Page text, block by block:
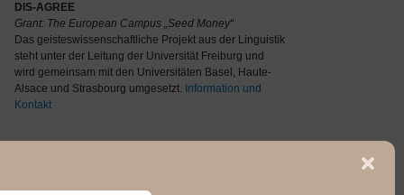
DIS-AGREE
Grant: The European Campus „Seed Money“
Das geisteswissenschaftliche Projekt aus der Linguistik
steht unter der Leitung der Universität Freiburg und
wird gemeinsam mit den Universitäten Basel, Haute-
Alsace und Strasbourg umgesetzt. Information und
Kontakt